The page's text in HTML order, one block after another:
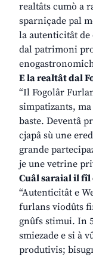
realtâts cumò a
sparniçade pal
la autenticitât de
dal patrimoni
E la realtât dal
“Il Fogolâr
simpatizants,
baste. Deventâ
cjapâ sù une
grande
je une vetrine
Cuâl saraial il fîl
“Autenticitât e
furlans viodûts
gnûfs stimui. In
smiezade e si à
produtivis;